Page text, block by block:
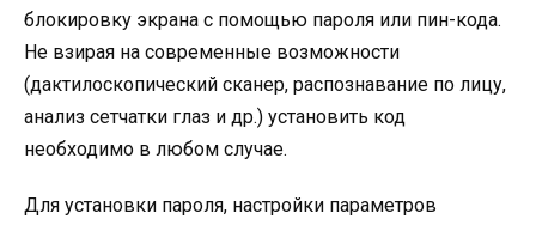
блокировку экрана с помощью пароля или пин-кода.
Не взирая на современные возможности
(дактилоскопический сканер, распознавание по лицу,
анализ сетчатки глаз и др.) установить код
необходимо в любом случае.
Для установки пароля, настройки параметров